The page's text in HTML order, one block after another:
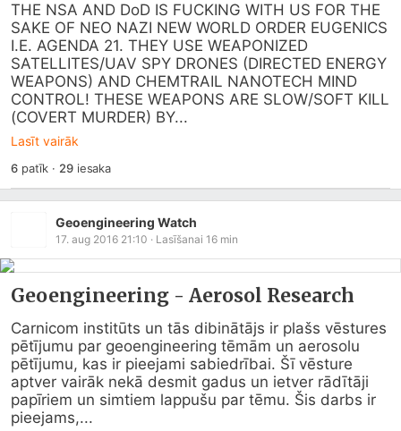
THE NSA AND DoD IS FUCKING WITH US FOR THE
SAKE OF NEO NAZI NEW WORLD ORDER EUGENICS
I.E. AGENDA 21. THEY USE WEAPONIZED
SATELLITES/UAV SPY DRONES (DIRECTED ENERGY
WEAPONS) AND CHEMTRAIL NANOTECH MIND
CONTROL! THESE WEAPONS ARE SLOW/SOFT KILL
(COVERT MURDER) BY...
Lasīt vairāk
6patīk · 29iesaka
Geoengineering Watch
17. aug 2016 21:10 · Lasīšanai 16 min
Geoengineering - Aerosol Research
Carnicom institūts un tās dibinātājs ir plašs vēstures
pētījumu par geoengineering tēmām un aerosolu
pētījumu, kas ir pieejami sabiedrībai. Šī vēsture
aptver vairāk nekā desmit gadus un ietver rādītāji
papīriem un simtiem lappušu par tēmu. Šis darbs ir
pieejams,...